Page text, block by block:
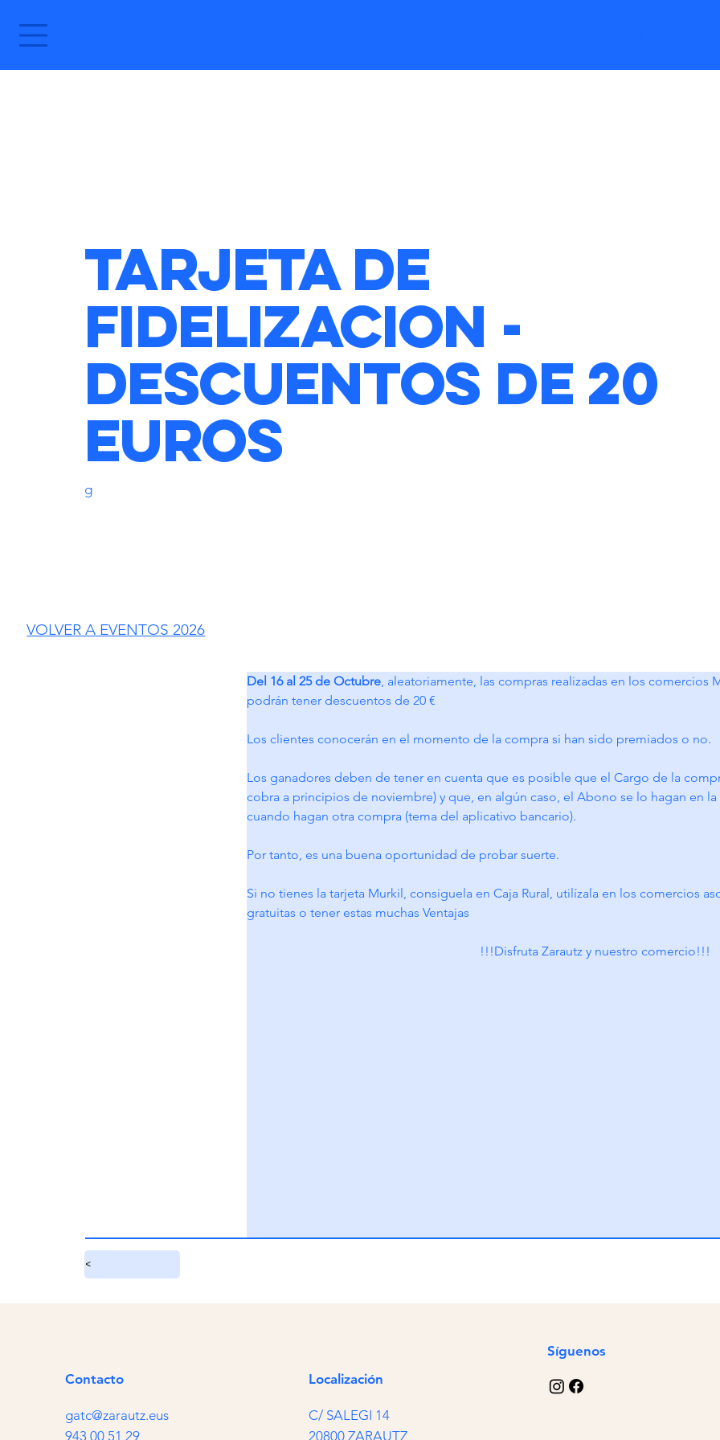
Tarjeta de
Fidelizacion -
Descuentos de 20
euros
g
VOLVER A EVENTOS 2026
Del 16 al 25 de Octubre, aleatoriamente, las compras realizadas en los comercios
podrán tener descuentos de 20 €
Los clientes conocerán en el momento de la compra si han sido premiados o no.
Los ganadores deben de tener en cuenta que es posible que el Cargo de la
cobra a principios de noviembre) y que, en algún caso, el Abono se lo hagan en la
cuando hagan otra compra (tema del aplicativo bancario).
Por tanto, es una buena oportunidad de probar suerte.
Si no tienes la tarjeta Murkil, consiguela en Caja Rural, utilízala en los comercios
gratuitas o tener estas muchas Ventajas
!!!Disfruta Zarautz y nuestro comercio!!!
<
Contacto
gatc@zarautz.eus
943 00 51 29
Localización
C/ SALEGI 14
20800 ZARAUTZ
Síguenos